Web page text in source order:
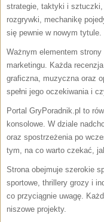
strategie, taktyki i sztuczki,
rozgrywki, mechanikę
się pewnie w nowym tytule.
Ważnym elementem strony
marketingu. Każda
graficzna, muzyczna oraz
spełni jego oczekiwania i
Portal GryPoradnik.pl to
konsolowe. W dziale
oraz spostrzeżenia po
tym, na co warto czekać,
Strona obejmuje szerokie
sportowe, thrillery grozy i
co przyciągnie uwagę.
niszowe projekty.